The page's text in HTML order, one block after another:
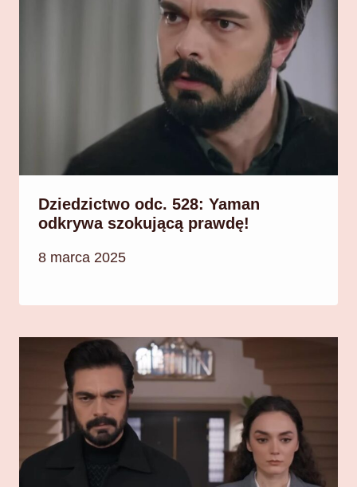
Dziedzictwo odc. 528: Yaman
odkrywa szokującą prawdę!
8 marca 2025